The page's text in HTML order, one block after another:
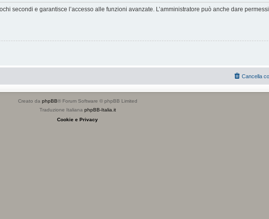
secondi e garantisce l’accesso alle funzioni avanzate. L’amministratore può anche dare
Cancella
Creato da phpBB® Forum Software © phpBB Limited
Traduzione Italiana phpBB-Italia.it
Cookie e Privacy